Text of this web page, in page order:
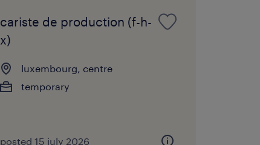
cariste de production (f-h-
x)
luxembourg, centre
temporary
posted 15 july 2026